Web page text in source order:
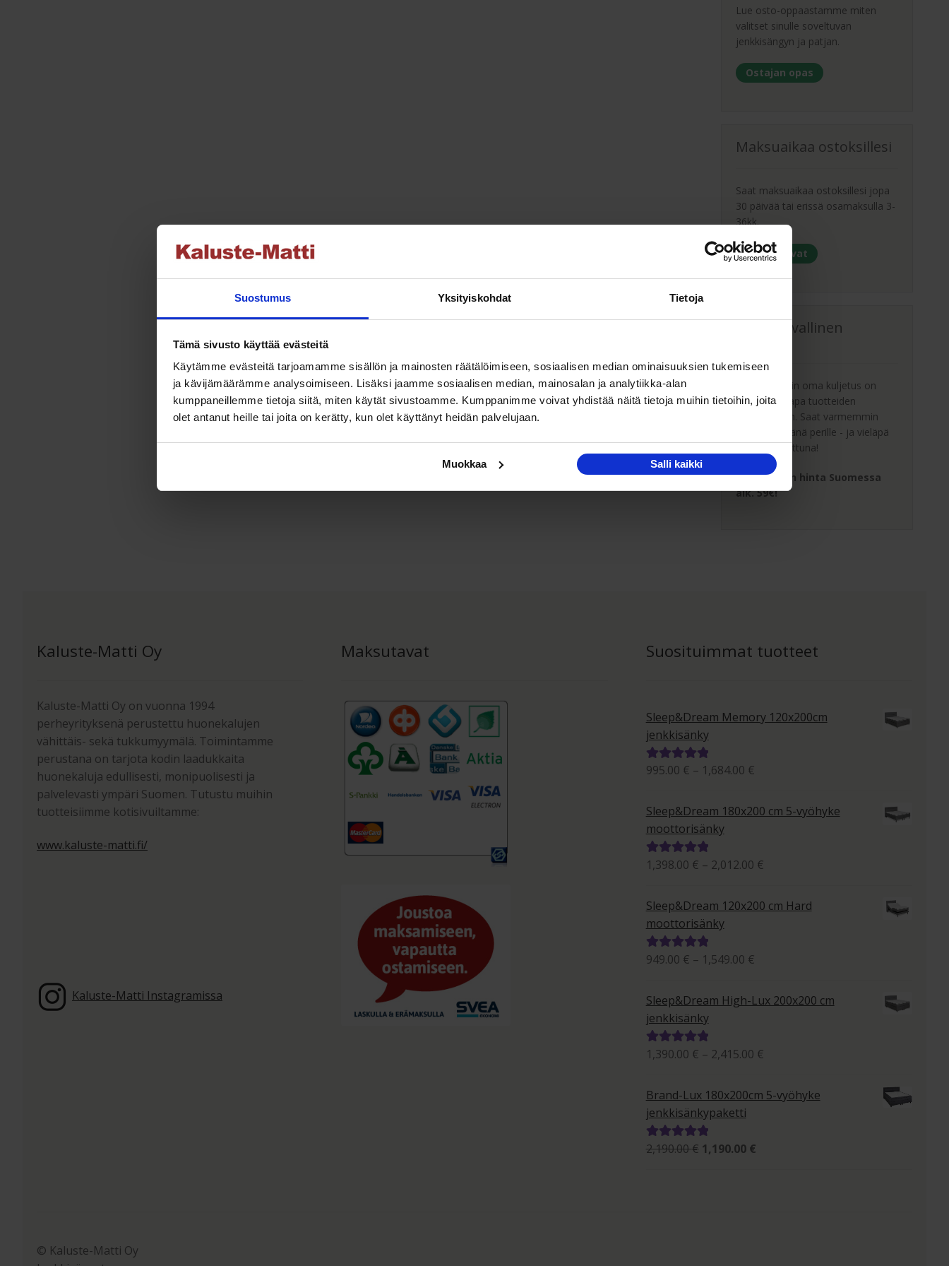
Suostumus Yksityiskohdat Tietoja
Tämä sivusto käyttää evästeitä
Käytämme evästeitä tarjoamamme sisällön ja mainosten räätälöimiseen, sosiaalisen median ominaisuuksien tukemiseen
ja kävijämäärämme analysoimiseen. Lisäksi jaamme sosiaalisen median, mainosalan ja analytiikka-alan
kumppaneillemme tietoja siitä, miten käytät sivustoamme. Kumppanimme voivat yhdistää näitä tietoja muihin tietoihin, joita
olet antanut heille tai joita on kerätty, kun olet käyttänyt heidän palvelujaan.
Muokkaa Salli kaikki
Lue osto-oppaastamme miten
valitset sinulle soveltuvan
jenkkisängyn ja patjan.
Ostajan opas
Maksuaikaa ostoksillesi
Saat maksuaikaa ostoksillesi jopa
30 päivää tai erissä osamaksulla 3-
36kk.
Maksutavat
Oma turvallinen
Kaluste-Matin oma kuljetus on
turvallinen tapa tuotteiden
toimitukseen. Saat varmemmin
tuotteet ehjänä perille - ja vieläpä
sisäänkannettuna!
Kuljetuksen hinta Suomessa
alk. 59€!
Kaluste-Matti Oy
Kaluste-Matti Oy on vuonna 1994
perheyrityksenä perustettu huonekalujen
vähittäis- sekä tukkumyymälä. Toimintamme
perustana on tarjota kodin laadukkaita
huonekaluja edullisesti, monipuolisesti ja
palvelevasti ympäri Suomen. Tutustu muihin
tuotteisiimme kotisivuiltamme:
www.kaluste-matti.fi/
Kaluste-Matti Instagramissa
Maksutavat Suosituimmat tuotteet
Sleep&Dream Memory 120x200cm
jenkkisänky
Arvostelu
5.00
/ 5
995.00 € – 1,684.00 €Hintaluokka:
-
1,684.00 €
Sleep&Dream 180x200 cm 5-vyöhyke
moottorisänky
Arvostelu
5.00
/ 5
1,398.00 € – 2,012.00 €
-
Sleep&Dream 120x200 cm Hard
moottorisänky
Arvostelu
5.00
/ 5
949.00 € – 1,549.00 €
Sleep&Dream High-Lux 200x200 cm
jenkkisänky
Arvostelu
5.00
/ 5
1,390.00 € – 2,415.00 €
-
2,415.00 €
Brand-Lux 180x200cm 5-vyöhyke
jenkkisänkypaketti
Arvostelu
2,190.00€ Alkuperäinen
1,190.00 €Nykyinen
© Kaluste-Matti Oy